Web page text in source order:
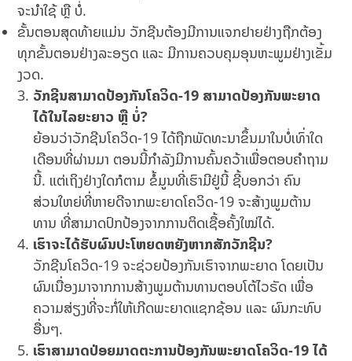
ຈະນຳໃຊ້ ຫຼື ບໍ່.
ຂັ້ນຕອນສຸດທ້າຍແມ່ນ ວັກຊີນຕ້ອງມີການແຈກຢາຍຢ່າງຖືກຕ້ອງ
ທຸກຂັ້ນຕອນຢ່າງລະອຽດ ແລະ ມີການຄວບຄຸມອຸນຫະພູມຢ່າງເຂັ້ມ
ງວດ.
ວັກຊີນສາມາດປ້ອງກັນໂຄວິດ-19 ສາມາດປ້ອງກັນພະຍາດ
ໄດ້ໃນໄລຍະຍາວ ຫຼື ບໍ່?
ຍ້ອນວ່າວັກຊີນໂຄວິດ-19 ໄດ້ຖືກພັດທະນາຂຶ້ນມາໃນບໍ່ເທົ່າໃດ
ເດືອນທີ່ຜ່ານມາ ຕອນນີ້ກຳລັງມີການຄົ້ນຄວ້າເພື່ອຕອບຄໍາຖາມ
ນີ້. ແຕ່ເຖິງຢ່າງໃດກໍຕາມ ຂໍ້ມູນທີ່ເຮົາມີຢູ່ນີ້ ຊີ້ບອກວ່າ ຄົນ
ສ່ວນໃຫຍ່ທີ່ຫາຍດີຈາກພະຍາດໂຄວິດ-19 ຈະສ້າງພູມຕ້ານ
ທານ ທີ່ສາມາດປົກປ້ອງຈາກການຕິດເຊື້ອຄັ້ງໃໝ່ໄດ້.
ເຮົາຈະໄດ້ຮັບຜົນປະໂຫຍດຫຍັງຫາກສັກວັກຊີນ?
ວັກຊີນໂຄວິດ-19 ຈະຊ່ວຍປ້ອງກັນເຮົາຈາກພະຍາດ ໂດຍເປັນ
ຜົນເນື່ອງມາຈາກການສ້າງພູມຕ້ານທານຕອບໂຕ້ໄວຣັດ ເພື່ອ
ຄວາມສ່ຽງທີ່ຈະກໍ່ໃຫ້ເກີດພະຍາດແຊກຊ້ອນ ແລະ ຜົນກະທົບ
ອື່ນໆ.
ເຮົາສາມາດປ່ອຍມາດຕະການປ້ອງກັນພະຍາດໂຄວິດ-19 ໄດ້